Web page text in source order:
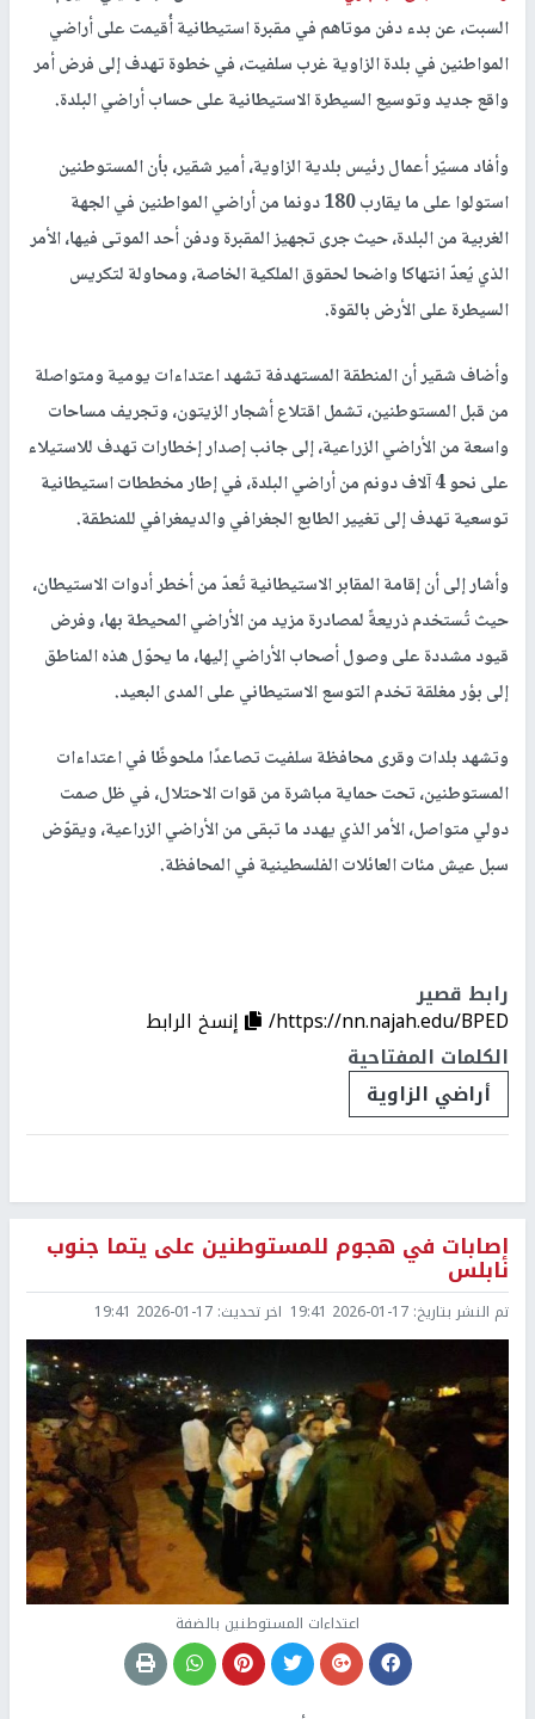
السبت، عن بدء دفن موتاهم في مقبرة استيطانية أُقيمت على أراضي
المواطنين في بلدة الزاوية غرب سلفيت، في خطوة تهدف إلى فرض أمر
واقع جديد وتوسيع السيطرة الاستيطانية على حساب أراضي البلدة.
وأفاد مسيّر أعمال رئيس بلدية الزاوية، أمير شقير، بأن المستوطنين
استولوا على ما يقارب 180 دونما من أراضي المواطنين في الجهة
الغربية من البلدة، حيث جرى تجهيز المقبرة ودفن أحد الموتى فيها، الأمر
الذي يُعدّ انتهاكا واضحا لحقوق الملكية الخاصة، ومحاولة لتكريس
السيطرة على الأرض بالقوة.
وأضاف شقير أن المنطقة المستهدفة تشهد اعتداءات يومية ومتواصلة
من قبل المستوطنين، تشمل اقتلاع أشجار الزيتون، وتجريف مساحات
واسعة من الأراضي الزراعية، إلى جانب إصدار إخطارات تهدف للاستيلاء
على نحو 4 آلاف دونم من أراضي البلدة، في إطار مخططات استيطانية
توسعية تهدف إلى تغيير الطابع الجغرافي والديمغرافي للمنطقة.
وأشار إلى أن إقامة المقابر الاستيطانية تُعدّ من أخطر أدوات الاستيطان،
حيث تُستخدم ذريعةً لمصادرة مزيد من الأراضي المحيطة بها، وفرض
قيود مشددة على وصول أصحاب الأراضي إليها، ما يحوّل هذه المناطق
إلى بؤر مغلقة تخدم التوسع الاستيطاني على المدى البعيد.
وتشهد بلدات وقرى محافظة سلفيت تصاعدًا ملحوظًا في اعتداءات
المستوطنين، تحت حماية مباشرة من قوات الاحتلال، في ظل صمت
دولي متواصل، الأمر الذي يهدد ما تبقى من الأراضي الزراعية، ويقوّض
سبل عيش مئات العائلات الفلسطينية في المحافظة.
رابط قصير
https://nn.najah.edu/BPED/
إنسخ الرابط
الكلمات المفتاحية
أراضي الزاوية
إصابات في هجوم للمستوطنين على يتما جنوب
نابلس
تم النشر بتاريخ: 2026-01-17 19:41 اخر تحديث: 2026-01-17 19:41
اعتداءات المستوطنين بالضفة